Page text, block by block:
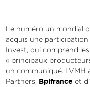
Le numéro un mondial
acquis une participation
Invest, qui comprend
« principaux
un communiqué. LVMH
Partners, Bpifrance et